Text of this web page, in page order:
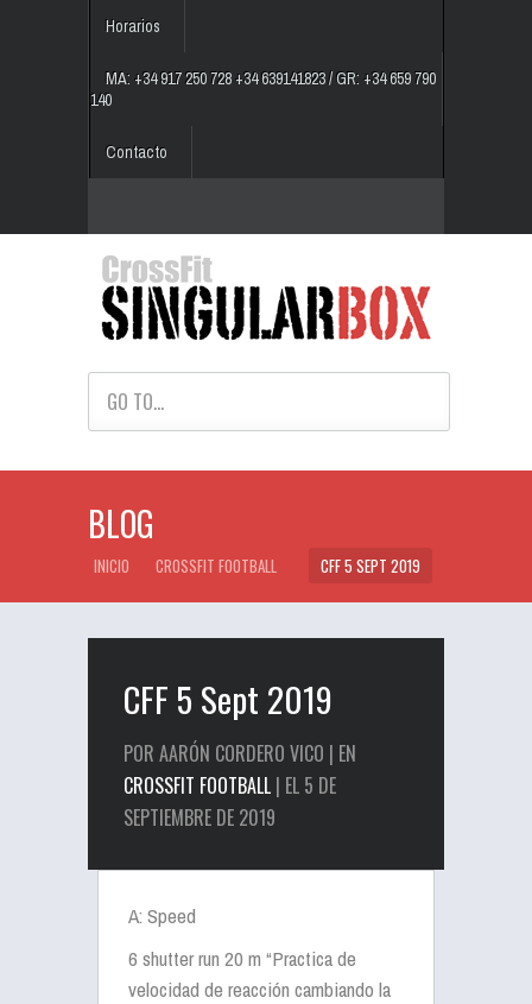
Horarios
MA: +34 917 250 728 +34 639141823 / GR: +34 659 790
140
Contacto
GO TO...
BLOG
INICIO CROSSFIT FOOTBALL CFF 5 SEPT 2019
CFF 5 Sept 2019
POR AARÓN CORDERO VICO | EN
CROSSFIT FOOTBALL | EL 5 DE
SEPTIEMBRE DE 2019
A: Speed
6 shutter run 20 m “Practica de
velocidad de reacción cambiando la